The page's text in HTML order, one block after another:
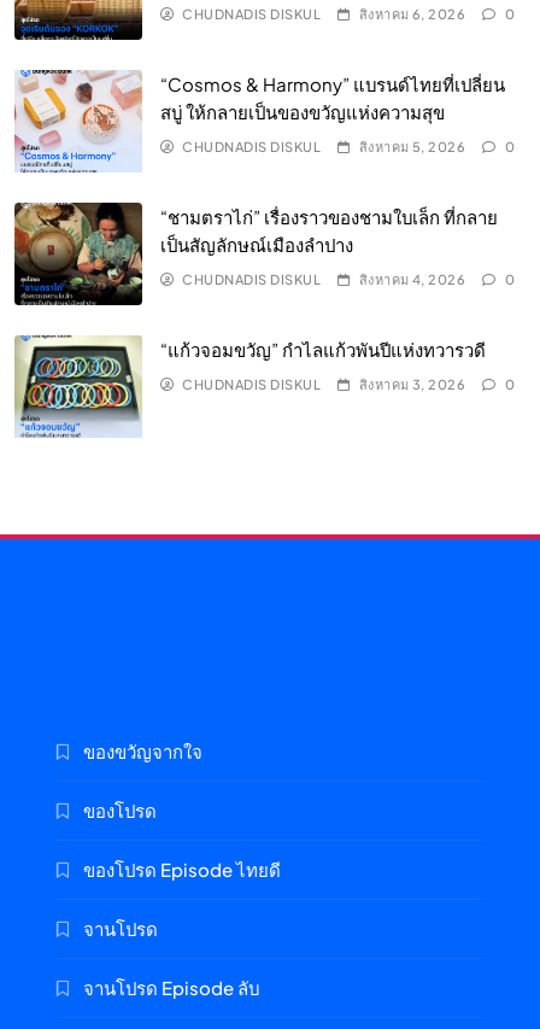
CHUDNADIS DISKUL สิงหาคม 6, 2026 0
“Cosmos & Harmony” แบรนด์ไทยที่เปลี่ยน
สบู่ ให้กลายเป็นของขวัญแห่งความสุข
CHUDNADIS DISKUL สิงหาคม 5, 2026 0
“ชามตราไก่” เรื่องราวของชามใบเล็ก ที่กลาย
เป็นสัญลักษณ์เมืองลำปาง
CHUDNADIS DISKUL สิงหาคม 4, 2026 0
“แก้วจอมขวัญ” กำไลแก้วพันปีแห่งทวารวดี
CHUDNADIS DISKUL สิงหาคม 3, 2026 0
ของขวัญจากใจ
ของโปรด
ของโปรด Episode ไทยดี
จานโปรด
จานโปรด Episode ลับ